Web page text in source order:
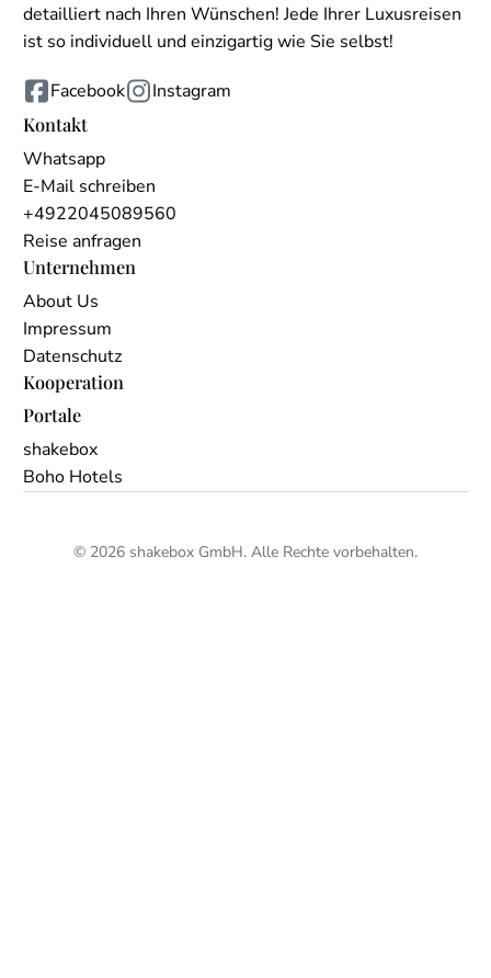
detailliert nach Ihren Wünschen! Jede Ihrer Luxusreisen
ist so individuell und einzigartig wie Sie selbst!
Facebook
Instagram
Kontakt
Whatsapp
E-Mail schreiben
+4922045089560
Reise anfragen
Unternehmen
About Us
Impressum
Datenschutz
Kooperation
Portale
shakebox
Boho Hotels
© 2026 shakebox GmbH. Alle Rechte vorbehalten.